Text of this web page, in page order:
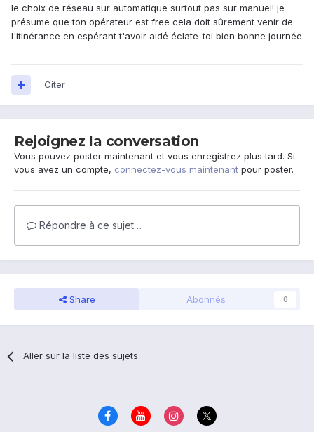
le choix de réseau sur automatique surtout pas sur manuel! je
présume que ton opérateur est free cela doit sûrement venir de
l'itinérance en espérant t'avoir aidé éclate-toi bien bonne journée
Citer
Rejoignez la conversation
Vous pouvez poster maintenant et vous enregistrez plus tard. Si
vous avez un compte, connectez-vous maintenant pour poster.
Répondre à ce sujet…
Share Abonnés 0
Aller sur la liste des sujets